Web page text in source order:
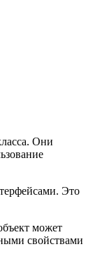
Они
Это
может
свойствами